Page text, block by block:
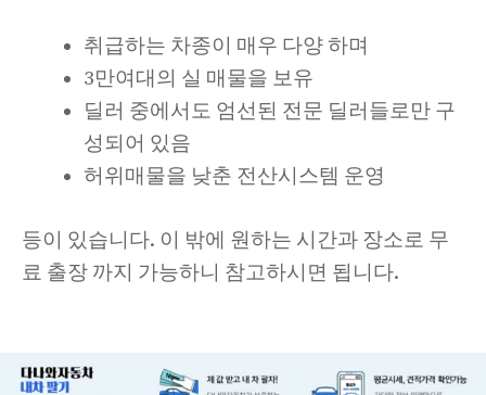
취급하는 차종이 매우 다양 하며
3만여대의 실 매물을 보유
딜러 중에서도 엄선된 전문 딜러들로만 구
성되어 있음
허위매물을 낮춘 전산시스템 운영
등이 있습니다. 이 밖에 원하는 시간과 장소로 무
료 출장 까지 가능하니 참고하시면 됩니다.